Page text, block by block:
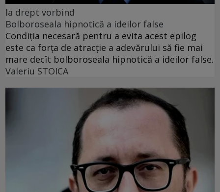
la drept vorbind
Bolboroseala hipnotică a ideilor false
Condiția necesară pentru a evita acest epilog
este ca forța de atracție a adevărului să fie mai
mare decît bolboroseala hipnotică a ideilor false.
Valeriu STOICA